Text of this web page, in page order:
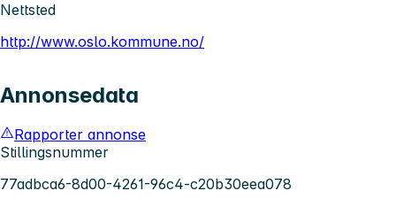
Nettsted
http://www.oslo.kommune.no/
Annonsedata
Rapporter annonse
Stillingsnummer
77adbca6-8d00-4261-96c4-c20b30eea078